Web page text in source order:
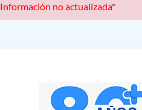
Información no actualizada*